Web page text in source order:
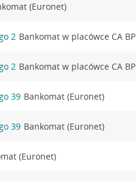
(Euronet)
2 Bankomat w placówce CA BP
2 Bankomat w placówce CA BP
39 Bankomat (Euronet)
39 Bankomat (Euronet)
(Euronet)